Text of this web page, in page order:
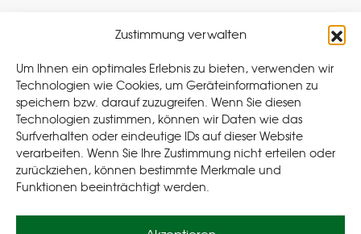
Zustimmung verwalten
Um Ihnen ein optimales Erlebnis zu bieten, verwenden wir
Technologien wie Cookies, um Geräteinformationen zu
speichern bzw. darauf zuzugreifen. Wenn Sie diesen
Technologien zustimmen, können wir Daten wie das
Surfverhalten oder eindeutige IDs auf dieser Website
verarbeiten. Wenn Sie Ihre Zustimmung nicht erteilen oder
zurückziehen, können bestimmte Merkmale und
Funktionen beeinträchtigt werden.
Withdraw Contract
Legal
Privacy Policy
Cookie Policy (EU)
Terms & Conditions